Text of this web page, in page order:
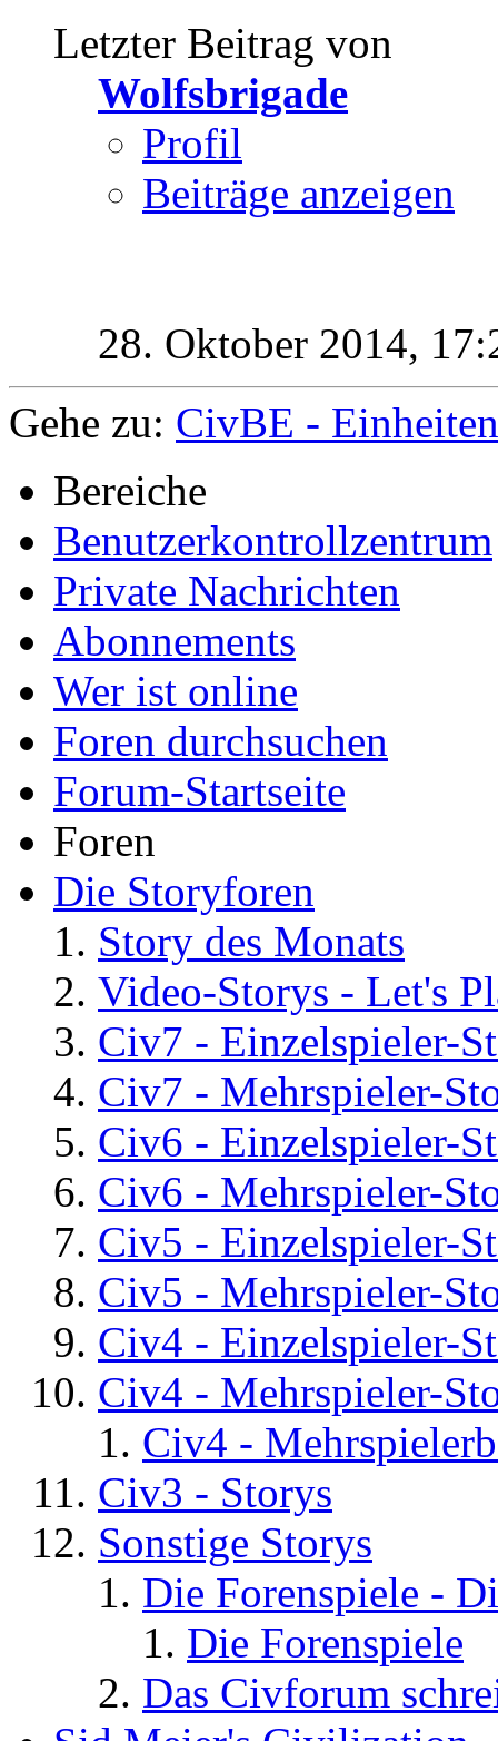
Letzter Beitrag von
Wolfsbrigade
Profil
Beiträge anzeigen
28. Oktober 2014,
Gehe zu: CivBE -
Bereiche
Benutzerkontrollzentrum
Private Nachrichten
Abonnements
Wer ist online
Foren durchsuchen
Forum-Startseite
Foren
Die Storyforen
Story des Monats
Video-Storys - Let's
Civ7 - Einzelspieler-
Civ7 - Mehrspieler-
Civ6 - Einzelspieler-
Civ6 - Mehrspieler-
Civ5 - Einzelspieler-
Civ5 - Mehrspieler-
Civ4 - Einzelspieler-
Civ4 - Mehrspieler-
Civ4 -
Civ3 - Storys
Sonstige Storys
Die Forenspiele -
Die Forenspiele
Das Civforum